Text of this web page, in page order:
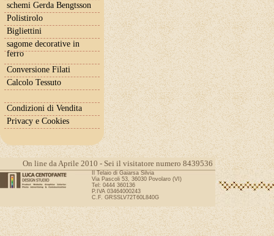
schemi Gerda Bengtsson
Polistirolo
Bigliettini
sagome decorative in
ferro
Conversione Filati
Calcolo Tessuto
Condizioni di Vendita
Privacy e Cookies
On line da Aprile 2010 - Sei il visitatore numero 8439536
Il Telaio di Gaiarsa Silvia
Via Pascoli 53, 36030 Povolaro (VI)
Tel: 0444 360136
P.IVA 03464000243
C.F. GRSSLV72T60L840G